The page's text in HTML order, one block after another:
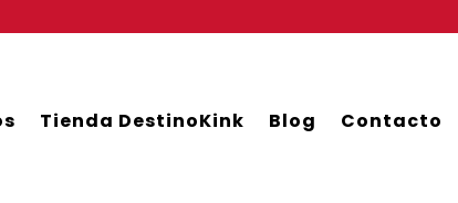
Tienda DestinoKink Blog Contacto